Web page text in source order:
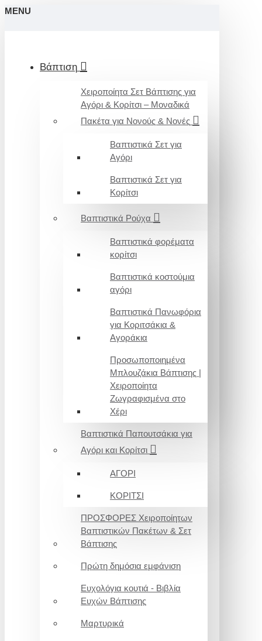
MENU
Βάπτιση
Χειροποίητα Σετ Βάπτισης για
Αγόρι & Κορίτσι – Μοναδικά
Πακέτα για Νονούς & Νονές
Βαπτιστικά Σετ για
Αγόρι
Βαπτιστικά Σετ για
Κορίτσι
Βαπτιστικά Ρούχα
Βαπτιστικά φορέματα
κορίτσι
Βαπτιστικά κοστούμια
αγόρι
Βαπτιστικά Πανωφόρια
για Κοριτσάκια &
Αγοράκια
Προσωποποιημένα
Μπλουζάκια Βάπτισης |
Χειροποίητα
Ζωγραφισμένα στο
Χέρι
Βαπτιστικά Παπουτσάκια για
Αγόρι και Κορίτσι
ΑΓΟΡΙ
ΚΟΡΙΤΣΙ
ΠΡΟΣΦΟΡΕΣ Χειροποίητων
Βαπτιστικών Πακέτων & Σετ
Βάπτισης
Πρώτη δημόσια εμφάνιση
Ευχολόγια κουτιά - Βιβλία
Ευχών Βάπτισης
Μαρτυρικά